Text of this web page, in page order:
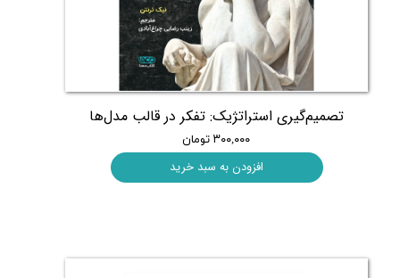
تصمیم‌گیری استراتژیک: تفکر در قالب مدل‌ها
۳۰۰,۰۰۰ تومان
افزودن به سبد خرید